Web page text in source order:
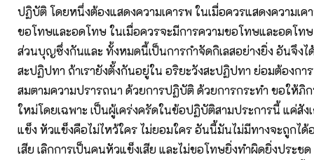
ปฏิบัติ โดยหนึ่งต้องแสดงความเคารพ ในเมื่อควรแสดงความเค
ขอโทษและอดโทษ ในเมื่อควรจะมีการความขอโทษและอดโท
ส่วนบุญซึ่งกันและ ทั้งหมดนี้เป็นการกำจัดกิเลสอย่างยิ่ง อันจึงไ
สะปฏิปทา ถ้าเรายังตั้งกันอยู่ใน อริยะวังสะปฏิปทา ย่อมต้องกา
สมตามความปรารถนา ด้วยการปฏิบัติ ด้วยการกระทำ ขอให้ภิ
ใหม่โดยเฉพาะ เป็นผู้เคร่งครัดในข้อปฏิบัติสามประการนี้ แค่สัง
แข็ง หัวแข็งคือไม่ไหว้ใคร ไม่ยอมใคร อันนี้มันไม่มีทางจะถูกได้
เสีย เลิกการเป็นคนหัวแข็งเสีย และไม่ขอโทษยิ่งทำผิดยิ่งประช